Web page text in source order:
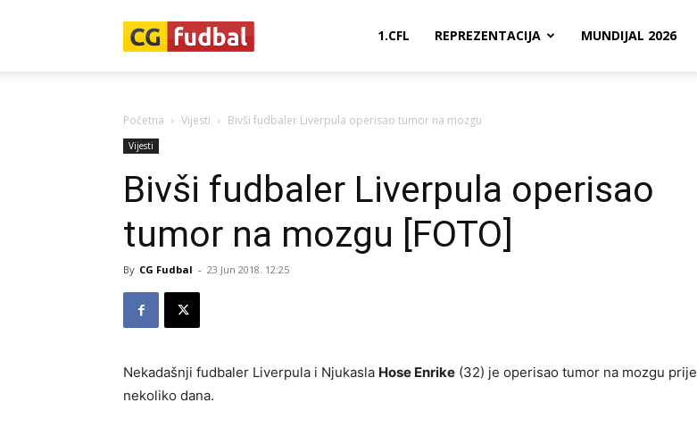
1.CFL REPREZENTACIJA MUNDIJAL 2026
Početna Vijesti Bivši fudbaler Liverpula operisao tumor na mozgu
Vijesti
Bivši fudbaler Liverpula operisao
tumor na mozgu [FOTO]
By CG Fudbal - 23 Jun 2018. 12:25
Nekadašnji fudbaler Liverpula i Njukasla Hose Enrike (32) je operisao tumor na mozgu prije
nekoliko dana.